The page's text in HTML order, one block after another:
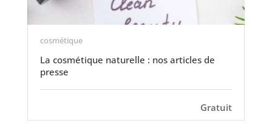
cosmétique
La cosmétique naturelle : nos articles de
presse
Gratuit